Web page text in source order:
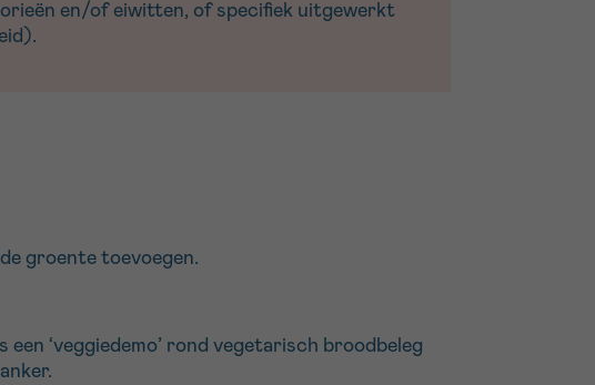
en/of eiwitten, of specifiek uitgewerkt
groente toevoegen.
een ‘veggiedemo’ rond vegetarisch broodbeleg